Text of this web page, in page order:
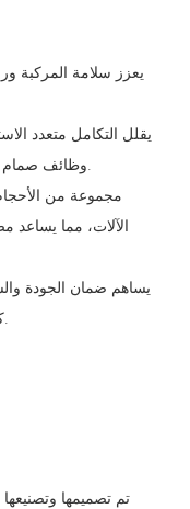
الآلات، مما يساعد
كما تتوفر إمكانية اختبار العينات قبل الشراء.